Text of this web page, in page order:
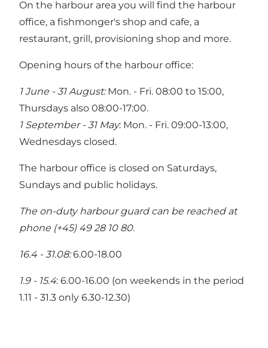
On the harbour area you will find the harbour
office, a fishmonger's shop and cafe, a
restaurant, grill, provisioning shop and more.
Opening hours of the harbour office:
1 June - 31 August:Mon. - Fri. 08:00 to 15:00,
Thursdays also 08:00-17:00.
1 September - 31 May: Mon. - Fri. 09:00-13:00,
Wednesdays closed.
The harbour office is closed on Saturdays,
Sundays and public holidays.
The on-duty harbour guard can be reached at
phone (+45) 49 28 10 80.
16.4 - 31.08:6.00-18.00
1.9 - 15.4: 6.00-16.00 (on weekends in the period
1.11 - 31.3 only 6.30-12.30)